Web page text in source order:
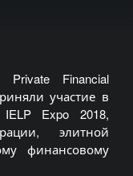
Private Financial
участие в
Expo 2018,
элитной
финансовому